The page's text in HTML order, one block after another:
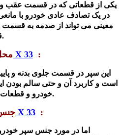
یکی از قطعاتی که در قسمت عقب و
در یک تصادف عادی خودرو با
معینی می تواند از صدمه به قسمت
قسمت عقب نیز جلوگیری کند.
سپر جلو ام وی ام X 33 :
این سپر در قسمت جلوی بدنه و
است و کاربرد آن و حتی سالم بودن
خودرو و قطعات داخلی موتور کمک بزرگی کند.
سپر جلو اصلی ام وی ام X 33 :
اما در مورد جنس سپر